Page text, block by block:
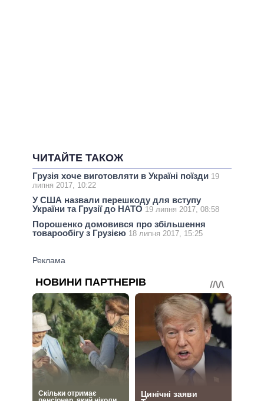
ЧИТАЙТЕ ТАКОЖ
Грузія хоче виготовляти в Україні поїзди 19
липня 2017, 10:22
У США назвали перешкоду для вступу
України та Грузії до НАТО 19 липня 2017, 08:58
Порошенко домовився про збільшення
товарообігу з Грузією 18 липня 2017, 15:25